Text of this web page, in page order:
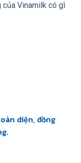
của Vinamilk có gì
diện, đồng